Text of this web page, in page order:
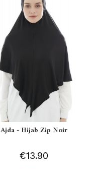
Ajda - Hijab Zip Noir
€13.90